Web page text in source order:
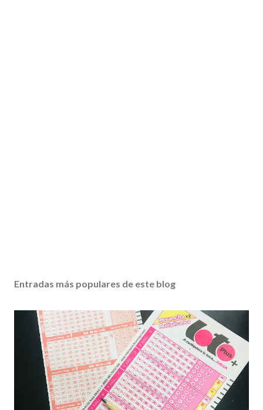
Entradas más populares de este blog